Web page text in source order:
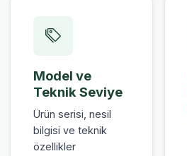
Model ve
Teknik Seviye
Ürün serisi, nesil
bilgisi ve teknik
özellikler